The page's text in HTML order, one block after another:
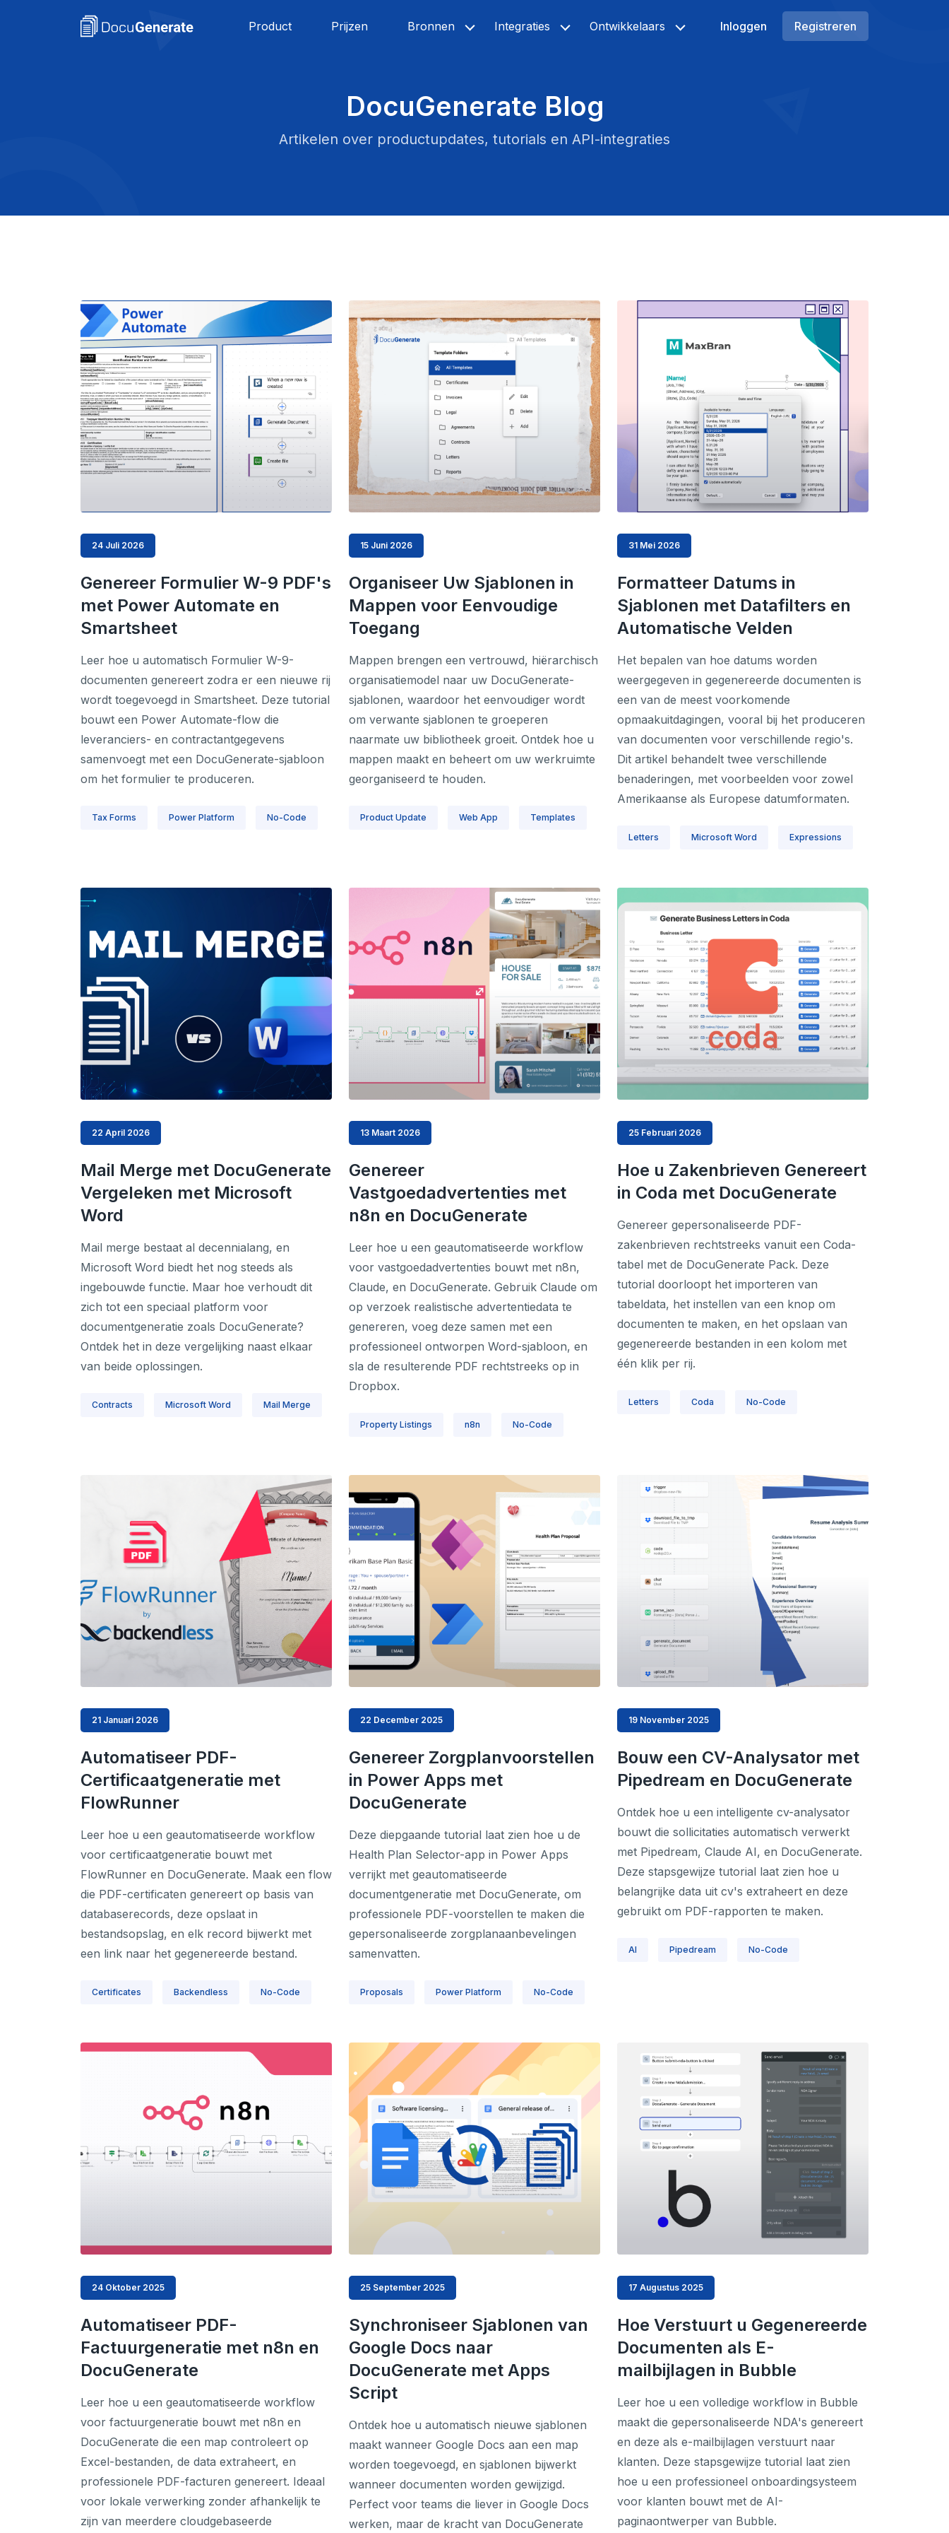
Product Prijzen Bronnen Integraties Ontwikkelaars Inloggen Registreren
DocuGenerate Blog
Artikelen over productupdates, tutorials en API-integraties
24 Juli 2026
Genereer Formulier W-9 PDF's
met Power Automate en
Smartsheet
Leer hoe u automatisch Formulier W-9-
documenten genereert zodra er een nieuwe rij
wordt toegevoegd in Smartsheet. Deze tutorial
bouwt een Power Automate-flow die
leveranciers- en contractantgegevens
samenvoegt met een DocuGenerate-sjabloon
om het formulier te produceren.
Tax Forms Power Platform No-Code
15 Juni 2026
Organiseer Uw Sjablonen in
Mappen voor Eenvoudige
Toegang
Mappen brengen een vertrouwd, hiërarchisch
organisatiemodel naar uw DocuGenerate-
sjablonen, waardoor het eenvoudiger wordt
om verwante sjablonen te groeperen
naarmate uw bibliotheek groeit. Ontdek hoe u
mappen maakt en beheert om uw werkruimte
georganiseerd te houden.
Product Update Web App Templates
31 Mei 2026
Formatteer Datums in
Sjablonen met Datafilters en
Automatische Velden
Het bepalen van hoe datums worden
weergegeven in gegenereerde documenten is
een van de meest voorkomende
opmaakuitdagingen, vooral bij het produceren
van documenten voor verschillende regio's.
Dit artikel behandelt twee verschillende
benaderingen, met voorbeelden voor zowel
Amerikaanse als Europese datumformaten.
Letters Microsoft Word Expressions
22 April 2026
Mail Merge met DocuGenerate
Vergeleken met Microsoft
Word
Mail merge bestaat al decennialang, en
Microsoft Word biedt het nog steeds als
ingebouwde functie. Maar hoe verhoudt dit
zich tot een speciaal platform voor
documentgeneratie zoals DocuGenerate?
Ontdek het in deze vergelijking naast elkaar
van beide oplossingen.
Contracts Microsoft Word Mail Merge
13 Maart 2026
Genereer
Vastgoedadvertenties met
n8n en DocuGenerate
Leer hoe u een geautomatiseerde workflow
voor vastgoedadvertenties bouwt met n8n,
Claude, en DocuGenerate. Gebruik Claude om
op verzoek realistische advertentiedata te
genereren, voeg deze samen met een
professioneel ontworpen Word-sjabloon, en
sla de resulterende PDF rechtstreeks op in
Dropbox.
Property Listings n8n No-Code
25 Februari 2026
Hoe u Zakenbrieven Genereert
in Coda met DocuGenerate
Genereer gepersonaliseerde PDF-
zakenbrieven rechtstreeks vanuit een Coda-
tabel met de DocuGenerate Pack. Deze
tutorial doorloopt het importeren van
tabeldata, het instellen van een knop om
documenten te maken, en het opslaan van
gegenereerde bestanden in een kolom met
één klik per rij.
Letters Coda No-Code
21 Januari 2026
Automatiseer PDF-
Certificaatgeneratie met
FlowRunner
Leer hoe u een geautomatiseerde workflow
voor certificaatgeneratie bouwt met
FlowRunner en DocuGenerate. Maak een flow
die PDF-certificaten genereert op basis van
databaserecords, deze opslaat in
bestandsopslag, en elk record bijwerkt met
een link naar het gegenereerde bestand.
Certificates Backendless No-Code
22 December 2025
Genereer Zorgplanvoorstellen
in Power Apps met
DocuGenerate
Deze diepgaande tutorial laat zien hoe u de
Health Plan Selector-app in Power Apps
verrijkt met geautomatiseerde
documentgeneratie met DocuGenerate, om
professionele PDF-voorstellen te maken die
gepersonaliseerde zorgplanaanbevelingen
samenvatten.
Proposals Power Platform No-Code
19 November 2025
Bouw een CV-Analysator met
Pipedream en DocuGenerate
Ontdek hoe u een intelligente cv-analysator
bouwt die sollicitaties automatisch verwerkt
met Pipedream, Claude AI, en DocuGenerate.
Deze stapsgewijze tutorial laat zien hoe u
belangrijke data uit cv's extraheert en deze
gebruikt om PDF-rapporten te maken.
AI Pipedream No-Code
24 Oktober 2025
Automatiseer PDF-
Factuurgeneratie met n8n en
DocuGenerate
Leer hoe u een geautomatiseerde workflow
voor factuurgeneratie bouwt met n8n en
DocuGenerate die een map controleert op
Excel-bestanden, de data extraheert, en
professionele PDF-facturen genereert. Ideaal
voor lokale verwerking zonder afhankelijk te
zijn van meerdere cloudgebaseerde
25 September 2025
Synchroniseer Sjablonen van
Google Docs naar
DocuGenerate met Apps
Script
Ontdek hoe u automatisch nieuwe sjablonen
maakt wanneer Google Docs aan een map
worden toegevoegd, en sjablonen bijwerkt
wanneer documenten worden gewijzigd.
Perfect voor teams die liever in Google Docs
werken, maar de kracht van DocuGenerate
17 Augustus 2025
Hoe Verstuurt u Gegenereerde
Documenten als E-
mailbijlagen in Bubble
Leer hoe u een volledige workflow in Bubble
maakt die gepersonaliseerde NDA's genereert
en deze als e-mailbijlagen verstuurt naar
klanten. Deze stapsgewijze tutorial laat zien
hoe u een professioneel onboardingsysteem
voor klanten bouwt met de AI-
paginaontwerper van Bubble.